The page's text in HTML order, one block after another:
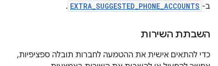
ב- EXTRA_SUGGESTED_PHONE_ACCOUNTS
.
השבתת השירות
כדי להתאים אישית את ההטמעה לחברות תובלה ספציפיות,